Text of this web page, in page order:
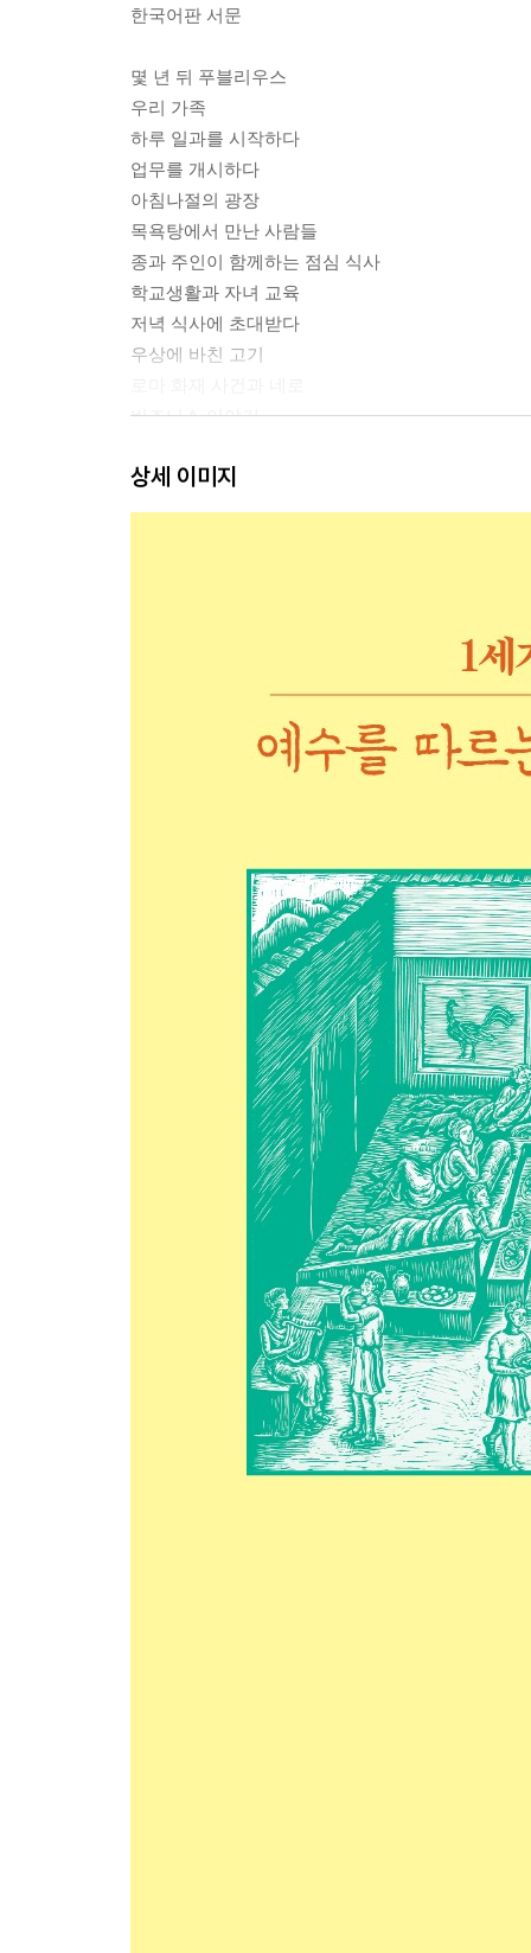
한국어판 서문
몇 년 뒤 푸블리우스
우리 가족
하루 일과를 시작하다
업무를 개시하다
아침나절의 광장
목욕탕에서 만난 사람들
종과 주인이 함께하는 점심 식사
학교생활과 자녀 교육
저녁 식사에 초대받다
우상에 바친 고기
비즈니스 이야기
주
상세 이미지